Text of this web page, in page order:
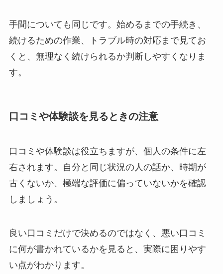
手間についても同じです。始めるまでの手続き、
続けるための作業、トラブル時の対応まで見てお
くと、無理なく続けられるか判断しやすくなりま
す。
口コミや体験談を見るときの注意
口コミや体験談は役立ちますが、個人の条件に左
右されます。自分と同じ状況の人の話か、時期が
古くないか、極端な評価に偏っていないかを確認
しましょう。
良い口コミだけで決めるのではなく、悪い口コミ
に何が書かれているかを見ると、実際に困りやす
い点がわかります。